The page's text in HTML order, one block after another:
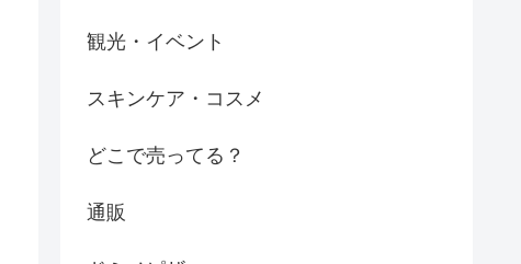
観光・イベント
スキンケア・コスメ
どこで売ってる？
通販